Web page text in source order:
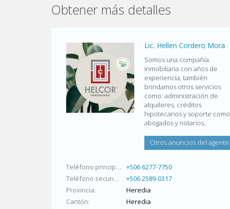
Obtener más detalles
Lic. Hellen Cordero Mora
Somos una compañía
inmobiliaria con años de
experiencia, también
brindamos otros servicios
como: administración de
alquileres, créditos
hipotecarios y soporte como
abogados y notarios..
Otros anuncios del agente
Teléfono principal
+506 6277-7750
Teléfono secundario
+506 2589-0317
Provincia
Heredia
Cantón
Heredia